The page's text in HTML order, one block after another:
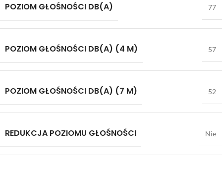
POZIOM GŁOŚNOŚCI DB(A) 77
POZIOM GŁOŚNOŚCI DB(A) (4 M) 57
POZIOM GŁOŚNOŚCI DB(A) (7 M) 52
REDUKCJA POZIOMU GŁOŚNOŚCI Nie